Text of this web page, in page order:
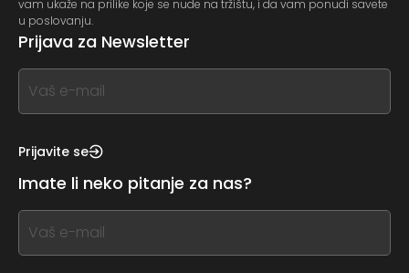
vam ukaže na prilike koje se nude na tržištu, i da vam ponudi savete
u poslovanju.
Prijava za Newsletter
If
you
this,
this
form
field
blank
Prijavite se
Imate li neko pitanje za nas?
If
you